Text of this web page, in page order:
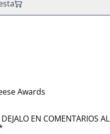
Awards
EN COMENTARIOS AL